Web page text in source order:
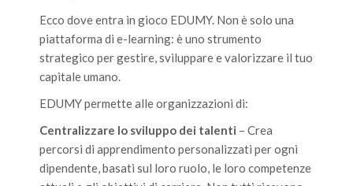
Ecco dove entra in gioco EDUMY. Non è solo una
piattaforma di e-learning: è uno strumento
strategico per gestire, sviluppare e valorizzare il tuo
capitale umano.
EDUMY permette alle organizzazioni di:
Centralizzare lo sviluppo dei talenti – Crea
percorsi di apprendimento personalizzati per ogni
dipendente, basati sul loro ruolo, le loro competenze